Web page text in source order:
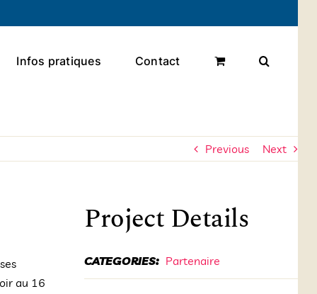
Infos pratiques Contact
Previous Next
au 16
Project Details
CATEGORIES: Partenaire